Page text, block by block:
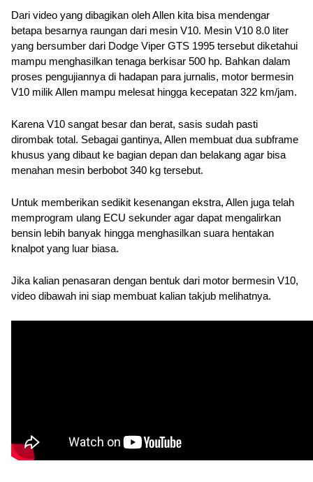
Dari video yang dibagikan oleh Allen kita bisa mendengar
betapa besarnya raungan dari mesin V10. Mesin V10 8.0 liter
yang bersumber dari Dodge Viper GTS 1995 tersebut diketahui
mampu menghasilkan tenaga berkisar 500 hp. Bahkan dalam
proses pengujiannya di hadapan para jurnalis, motor bermesin
V10 milik Allen mampu melesat hingga kecepatan 322 km/jam.
Karena V10 sangat besar dan berat, sasis sudah pasti
dirombak total. Sebagai gantinya, Allen membuat dua subframe
khusus yang dibaut ke bagian depan dan belakang agar bisa
menahan mesin berbobot 340 kg tersebut.
Untuk memberikan sedikit kesenangan ekstra, Allen juga telah
memprogram ulang ECU sekunder agar dapat mengalirkan
bensin lebih banyak hingga menghasilkan suara hentakan
knalpot yang luar biasa.
Jika kalian penasaran dengan bentuk dari motor bermesin V10,
video dibawah ini siap membuat kalian takjub melihatnya.